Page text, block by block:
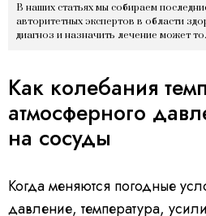
В наших статьях мы собираем
авторитетных экспертов в области
диагноз и назначить лечение может
Как колебания
атмосферного
на сосуды
Когда меняются погодные
давление, температура,